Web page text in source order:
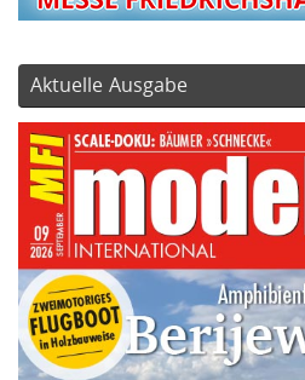
Aktuelle Ausgabe